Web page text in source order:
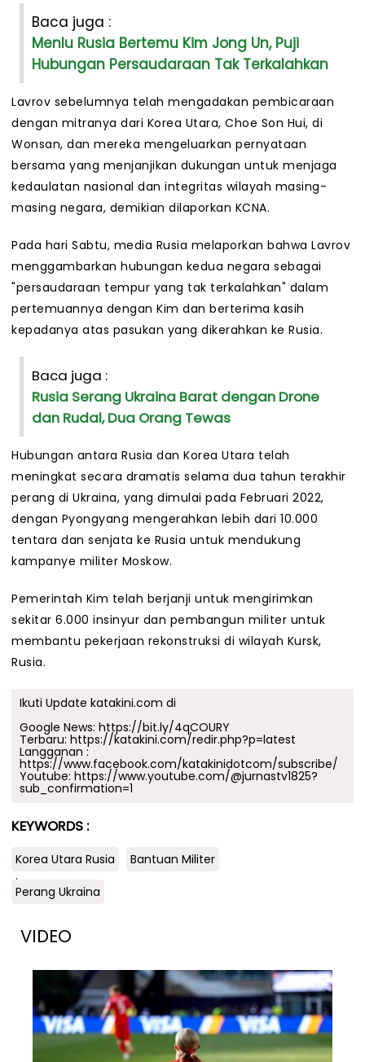
Baca juga :
Menlu Rusia Bertemu Kim Jong Un, Puji
Hubungan Persaudaraan Tak Terkalahkan
Lavrov sebelumnya telah mengadakan pembicaraan
dengan mitranya dari Korea Utara, Choe Son Hui, di
Wonsan, dan mereka mengeluarkan pernyataan
bersama yang menjanjikan dukungan untuk menjaga
kedaulatan nasional dan integritas wilayah masing-
masing negara, demikian dilaporkan KCNA.
Pada hari Sabtu, media Rusia melaporkan bahwa Lavrov
menggambarkan hubungan kedua negara sebagai
"persaudaraan tempur yang tak terkalahkan" dalam
pertemuannya dengan Kim dan berterima kasih
kepadanya atas pasukan yang dikerahkan ke Rusia.
Baca juga :
Rusia Serang Ukraina Barat dengan Drone
dan Rudal, Dua Orang Tewas
Hubungan antara Rusia dan Korea Utara telah
meningkat secara dramatis selama dua tahun terakhir
perang di Ukraina, yang dimulai pada Februari 2022,
dengan Pyongyang mengerahkan lebih dari 10.000
tentara dan senjata ke Rusia untuk mendukung
kampanye militer Moskow.
Pemerintah Kim telah berjanji untuk mengirimkan
sekitar 6.000 insinyur dan pembangun militer untuk
membantu pekerjaan rekonstruksi di wilayah Kursk,
Rusia.
Ikuti Update katakini.com di
Google News: https://bit.ly/4qCOURY
Terbaru: https://katakini.com/redir.php?p=latest
Langganan :
https://www.facebook.com/katakinidotcom/subscribe/
Youtube: https://www.youtube.com/@jurnastv1825?
sub_confirmation=1
KEYWORDS :
Korea Utara Rusia
Bantuan Militer
.
Perang Ukraina
VIDEO